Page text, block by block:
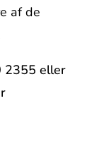
af de
2355 eller